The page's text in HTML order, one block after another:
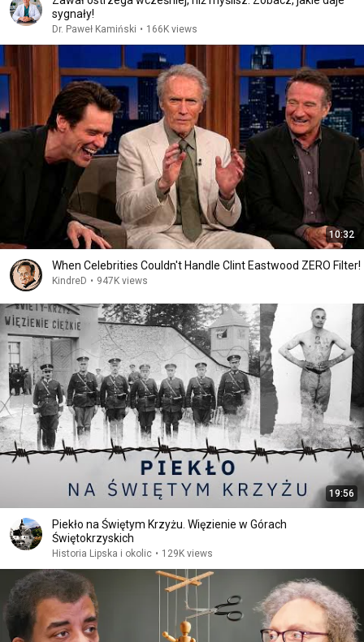
sygnały!
Dr. Paweł Kamiński • 166K views
10:32
When Celebrities Couldn't Handle Clint Eastwood ZERO Filter!
KindreD • 947K views
19:56
Piekło na Świętym Krzyżu. Więzienie w Górach
Świętokrzyskich
Historia Lipska i okolic • 129K views